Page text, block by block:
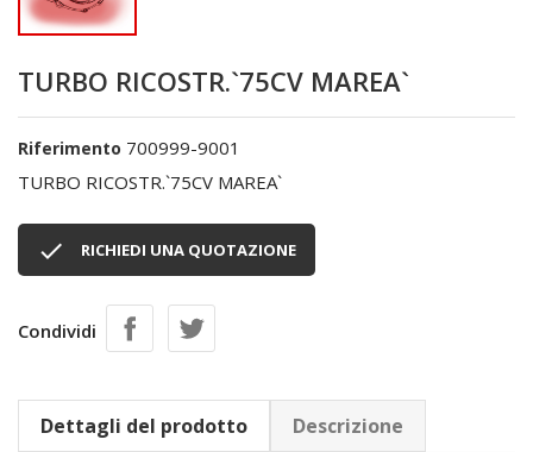
TURBO RICOSTR.`75CV MAREA`
Riferimento 700999-9001
TURBO RICOSTR.`75CV MAREA`
 RICHIEDI UNA QUOTAZIONE
Condividi
Dettagli del prodotto Descrizione